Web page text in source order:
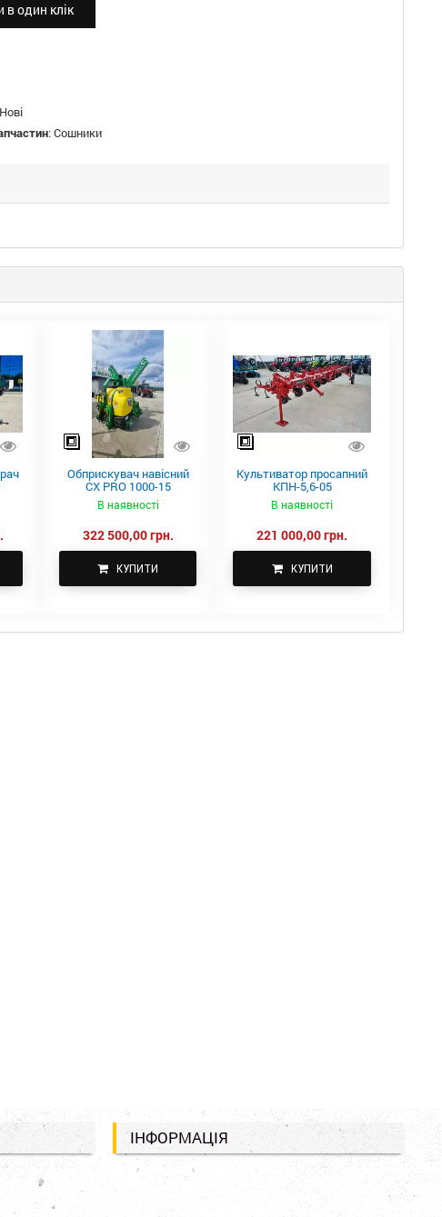
в один клік
Нові
:Сошники
Обприскувач навісний
CX PRO 1000-15
В наявності
322 500,00 грн.
КУПИТИ
Культиватор просапний
КПН-5,6-05
В наявності
221 000,00 грн.
КУПИТИ
ІНФОРМАЦІЯ